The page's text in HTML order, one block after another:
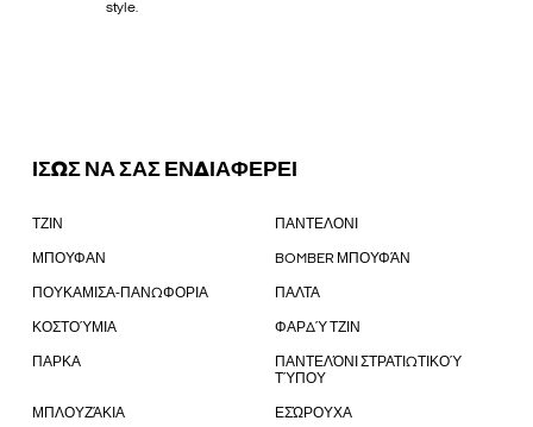
style.
ΙΣΩΣ ΝΑ ΣΑΣ ΕΝΔΙΑΦΕΡΕΙ
ΤΖΙΝ ΠΑΝΤΕΛΟΝΙ
ΜΠΟΥΦΑΝ BOMBER ΜΠΟΥΦΆΝ
ΠΟΥΚΑΜΙΣΑ-ΠΑΝΩΦΟΡΙΑ ΠΑΛΤΑ
ΚΟΣΤΟΎΜΙΑ ΦΑΡΔΎ ΤΖΙΝ
ΠΑΡΚΑ
ΠΑΝΤΕΛΌΝΙ ΣΤΡΑΤΙΩΤΙΚΟΎ
ΤΎΠΟΥ
ΜΠΛΟΥΖΆΚΙΑ ΕΣΏΡΟΥΧΑ